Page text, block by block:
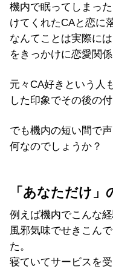
機内で眠ってしまっ
けてくれたCAと恋に
なんてことは実際に
をきっかけに恋愛関
元々CA好きという人
した印象でその後の
でも機内の短い間で
何なのでしょうか？
「あなただけ
例えば機内でこんな
風邪気味でせきこん
た。
寝ていてサービスを